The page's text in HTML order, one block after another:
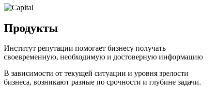
Продукты
Институт репутации помогает бизнесу получать
своевременную, необходимую и достоверную информацию
В зависимости от текущей ситуации и уровня зрелости
бизнеса, возникают разные по срочности и глубине задачи.